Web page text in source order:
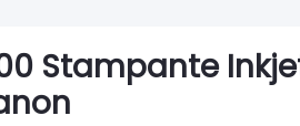
Stampante